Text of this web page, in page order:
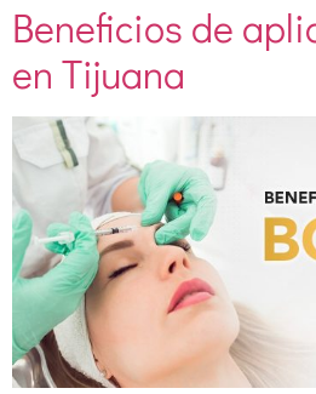
Beneficios de
en Tijuana